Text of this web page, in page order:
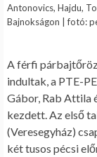
Antonovics, Hajdu,
Bajnokságon | fotó:
A férfi
indultak, a PTE-
Gábor, Rab Attila
kezdett. Az első
(Veresegyház)
két tusos pécsi